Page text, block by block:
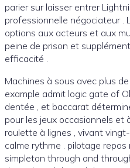
parier sur laisser entrer
professionnelle négociateur .
options aux acteurs et aux
peine de prison et
efficacité .
Machines à sous avec plus
example admit logic gate of
dentée , et baccarat
pour les jeux occasionnels et
roulette à lignes , vivant
calme rythme . pilotage
simpleton through and